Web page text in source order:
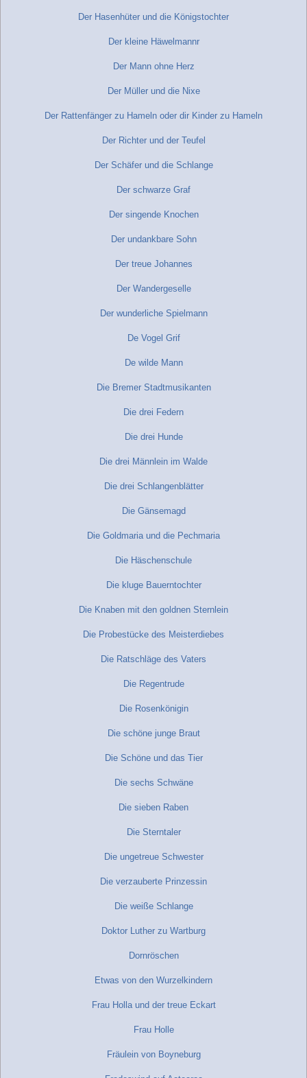
Der Hasenhüter und die Königstochter
Der kleine Häwelmannr
Der Mann ohne Herz
Der Müller und die Nixe
Der Rattenfänger zu Hameln oder dir Kinder zu Hameln
Der Richter und der Teufel
Der Schäfer und die Schlange
Der schwarze Graf
Der singende Knochen
Der undankbare Sohn
Der treue Johannes
Der Wandergeselle
Der wunderliche Spielmann
De Vogel Grif
De wilde Mann
Die Bremer Stadtmusikanten
Die drei Federn
Die drei Hunde
Die drei Männlein im Walde
Die drei Schlangenblätter
Die Gänsemagd
Die Goldmaria und die Pechmaria
Die Häschenschule
Die kluge Bauerntochter
Die Knaben mit den goldnen Sternlein
Die Probestücke des Meisterdiebes
Die Ratschläge des Vaters
Die Regentrude
Die Rosenkönigin
Die schöne junge Braut
Die Schöne und das Tier
Die sechs Schwäne
Die sieben Raben
Die Sterntaler
Die ungetreue Schwester
Die verzauberte Prinzessin
Die weiße Schlange
Doktor Luther zu Wartburg
Dornröschen
Etwas von den Wurzelkindern
Frau Holla und der treue Eckart
Frau Holle
Fräulein von Boyneburg